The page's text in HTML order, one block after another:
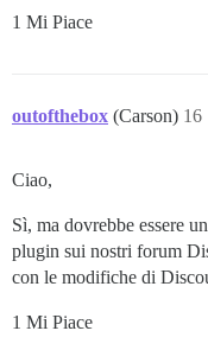
1 Mi Piace
outofthebox (Carson) 16
Ciao,
Sì, ma dovrebbe essere
plugin sui nostri forum
con le modifiche di
1 Mi Piace